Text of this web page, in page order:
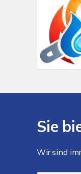
Sie
Wir sind